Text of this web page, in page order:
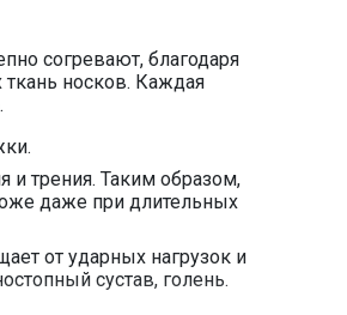
согревают, благодаря
носков. Каждая
и трения. Таким образом,
даже при длительных
от ударных нагрузок и
сустав, голень.